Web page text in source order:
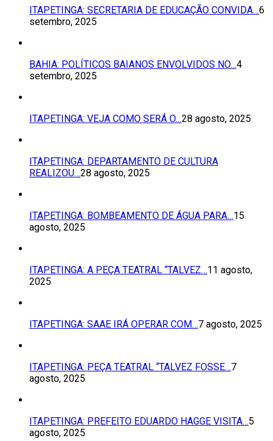
ITAPETINGA: SECRETARIA DE EDUCAÇÃO CONVIDA…6
setembro, 2025
BAHIA: POLÍTICOS BAIANOS ENVOLVIDOS NO…4
setembro, 2025
ITAPETINGA: VEJA COMO SERÁ O…28 agosto, 2025
ITAPETINGA: DEPARTAMENTO DE CULTURA
REALIZOU…28 agosto, 2025
ITAPETINGA: BOMBEAMENTO DE ÁGUA PARA…15
agosto, 2025
ITAPETINGA: A PEÇA TEATRAL “TALVEZ…11 agosto,
2025
ITAPETINGA: SAAE IRÁ OPERAR COM…7 agosto, 2025
ITAPETINGA: PEÇA TEATRAL “TALVEZ FOSSE…7
agosto, 2025
ITAPETINGA: PREFEITO EDUARDO HAGGE VISITA…5
agosto, 2025